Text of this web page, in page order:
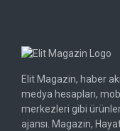
Elit Magazin, haber
medya hesapları,
merkezleri gibi
ajansı. Magazin,